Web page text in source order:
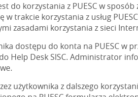
do korzystania z PUESC w
trakcie korzystania z usług
zasadami korzystania z sieci
dostępu do konta na PUESC w
Help Desk SISC. Administrator
użytkownika z dalszego